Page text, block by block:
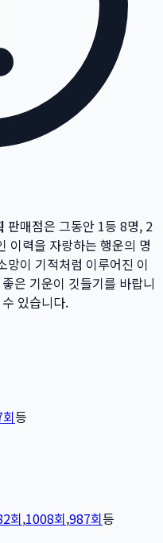
판매점은 그동안 1등 8명, 2
이력을 자랑하는 행운의 명
망이 기적처럼 이루어진 이
은 기운이 깃들기를 바랍니
있습니다.
회등
회,1008회,987회등